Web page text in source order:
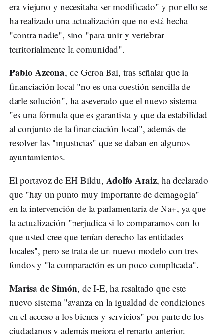
era viejuno y necesitaba ser modificado" y por ello se
ha realizado una actualización que no está hecha
"contra nadie", sino "para unir y vertebrar
territorialmente la comunidad".
Pablo Azcona, de Geroa Bai, tras señalar que la
financiación local "no es una cuestión sencilla de
darle solución", ha aseverado que el nuevo sistema
"es una fórmula que es garantista y que da estabilidad
al conjunto de la financiación local", además de
resolver las "injusticias" que se daban en algunos
ayuntamientos.
El portavoz de EH Bildu, Adolfo Araiz, ha declarado
que "hay un punto muy importante de demagogia"
en la intervención de la parlamentaria de Na+, ya que
la actualización "perjudica si lo comparamos con lo
que usted cree que tenían derecho las entidades
locales", pero se trata de un nuevo modelo con tres
fondos y "la comparación es un poco complicada".
Marisa de Simón, de I-E, ha resaltado que este
nuevo sistema "avanza en la igualdad de condiciones
en el acceso a los bienes y servicios" por parte de los
ciudadanos y además mejora el reparto anterior,